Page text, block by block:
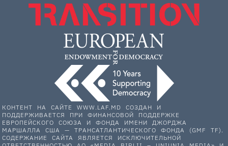
КОНТЕНТ НА САЙТЕ WWW.LAF.MD СОЗДАН И
ПОДДЕРЖИВАЕТСЯ ПРИ ФИНАНСОВОЙ ПОДДЕРЖКЕ
ЕВРОПЕЙСКОГО СОЮЗА И ФОНДА ИМЕНИ ДЖОРДЖА
МАРШАЛЛА США — ТРАНСАТЛАНТИЧЕСКОГО ФОНДА (GMF TF).
СОДЕРЖАНИЕ САЙТА ЯВЛЯЕТСЯ ИСКЛЮЧИТЕЛЬНОЙ